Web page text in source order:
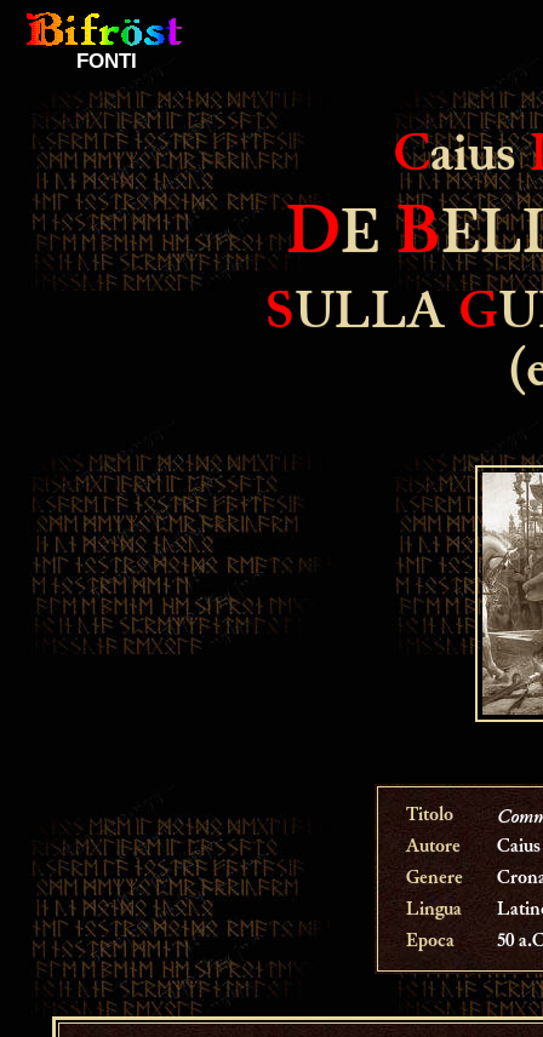
FONTI
Caius
DE B
SULLA G
Titolo
Autore
Genere
Lingua
Epoca
50